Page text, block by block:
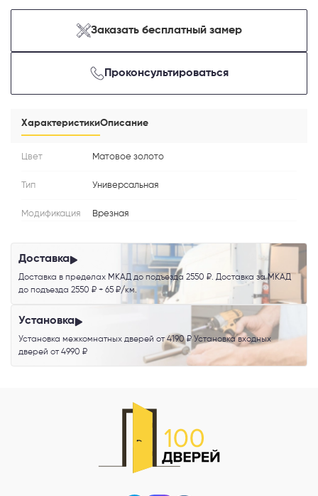
Заказать бесплатный замер
Проконсультироваться
ХарактеристикиОписание
Цвет Матовое золото
Тип Универсальная
Модификация Врезная
Доставка
Доставка в пределах МКАД до подъезда 2550 ₽. Доставка за МКАД
до подъезда 2550 ₽ + 65 ₽/км.
Установка
Установка межкомнатных дверей от 4190 ₽ Установка входных
дверей от 4990 ₽
Telegram
MAX
обработку персональных данных